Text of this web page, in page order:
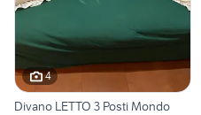
4
Divano LETTO 3 Posti Mondo